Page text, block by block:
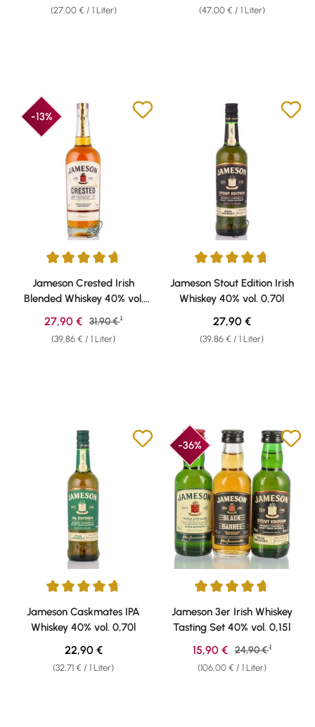
(27,00 € / 1 Liter) (47,00 € / 1 Liter)
-13%
Durchschnittliche Bewertung von 4.81 von 5 Sternen
Jameson Crested Irish
Blended Whiskey 40% vol.
0,70l
(39,86 € / 1 Liter)
Verkaufspreis:
27,90 € Regulärer Preis:
31,90 € 1
Durchschnittliche Bewertung
Jameson Stout Edition Irish
Whiskey 40% vol. 0,70l
(39,86 € / 1 Liter)
Regulärer Preis:
27,90 €
Durchschnittliche Bewertung von 4.71 von 5 Sternen
Jameson Caskmates IPA
Whiskey 40% vol. 0,70l
(32,71 € / 1 Liter)
Regulärer Preis:
22,90 €
-36%
Durchschnittliche Bewertung
Jameson 3er Irish Whiskey
Tasting Set 40% vol. 0,15l
(106,00 € / 1 Liter)
Verkaufspreis:
15,90 € Regulärer Preis:
24,90 € 1